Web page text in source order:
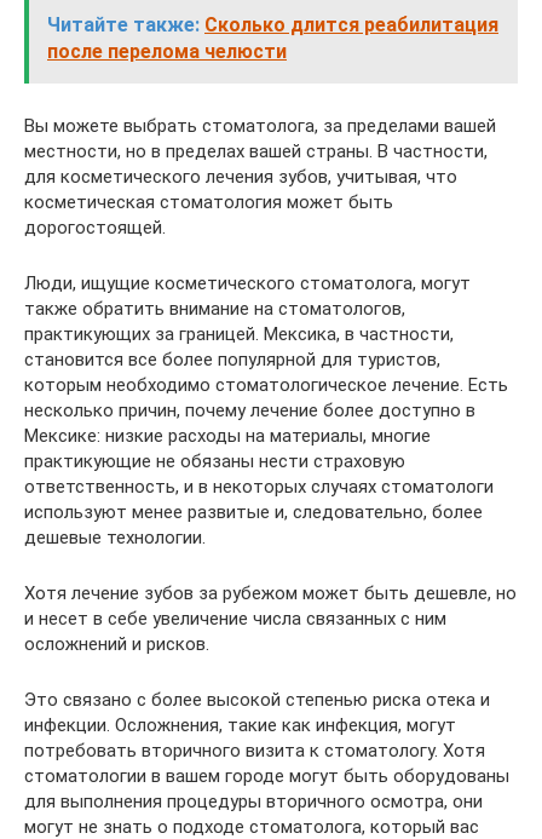
Читайте также: Сколько длится реабилитация
после перелома челюсти
Вы можете выбрать стоматолога, за пределами вашей
местности, но в пределах вашей страны. В частности,
для косметического лечения зубов, учитывая, что
косметическая стоматология может быть
дорогостоящей.
Люди, ищущие косметического стоматолога, могут
также обратить внимание на стоматологов,
практикующих за границей. Мексика, в частности,
становится все более популярной для туристов,
которым необходимо стоматологическое лечение. Есть
несколько причин, почему лечение более доступно в
Мексике: низкие расходы на материалы, многие
практикующие не обязаны нести страховую
ответственность, и в некоторых случаях стоматологи
используют менее развитые и, следовательно, более
дешевые технологии.
Хотя лечение зубов за рубежом может быть дешевле, но
и несет в себе увеличение числа связанных с ним
осложнений и рисков.
Это связано с более высокой степенью риска отека и
инфекции. Осложнения, такие как инфекция, могут
потребовать вторичного визита к стоматологу. Хотя
стоматологии в вашем городе могут быть оборудованы
для выполнения процедуры вторичного осмотра, они
могут не знать о подходе стоматолога, который вас